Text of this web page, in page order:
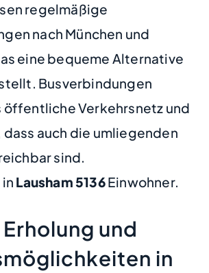
regelmäßige
nach München und
eine bequeme Alternative
Busverbindungen
öffentliche Verkehrsnetz und
auch die umliegenden
sind.
Lausham5136Einwohner.
und
in